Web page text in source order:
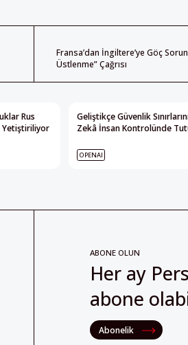
Fransa’dan İngiltere’ye Göç
Üstlenme” Çağrısı
Rus
Yetiştiriliyor
Geliştikçe Güvenlik
Zekâ İnsan Kontrolünde
OPENAI
ABONE OLUN
Her ay
abone
Abonelik